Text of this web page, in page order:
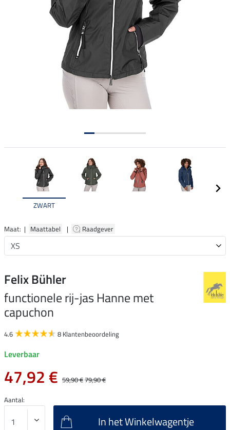
ZWART
Maat: | Maattabel | Raadgever
Felix Bühler
functionele rij-jas Hanne met
capuchon
4.6 8 Klantenbeoordeling
Leverbaar
47,92 € 59,90 €79,90 €
Aantal:
In het Winkelwagentje